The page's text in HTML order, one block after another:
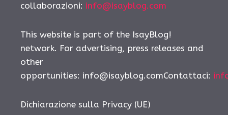
collaborazioni: info@isayblog.com
This website is part of the IsayBlog!
network. For advertising, press releases and
other
opportunities: info@isayblog.comContattaci:
Dichiarazione sulla Privacy (UE)